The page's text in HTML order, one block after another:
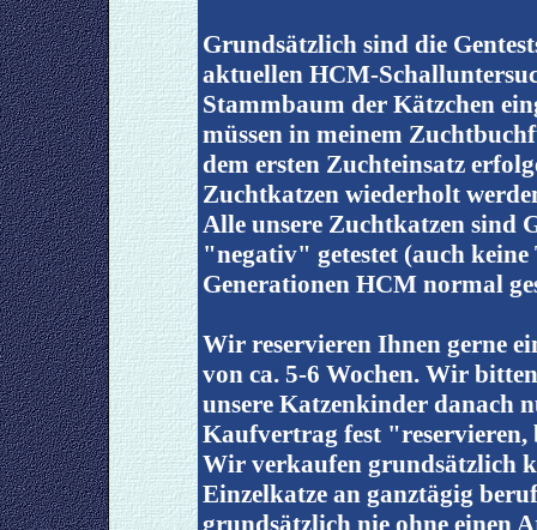
Grundsätzlich sind die
aktuellen HCM-
Stammbaum der Kätzchen
müssen in meinem
dem ersten Zuchteinsatz
Zuchtkatzen wiederholt
Alle unsere Zuchtkatzen sind
"negativ" getestet (auch
Generationen HCM normal
Wir reservieren Ihnen gerne
von ca. 5-6 Wochen. Wir
unsere Katzenkinder danach
Kaufvertrag fest "reservieren,
Wir verkaufen grundsätzlich
Einzelkatze an ganztägig
grundsätzlich nie ohne einen